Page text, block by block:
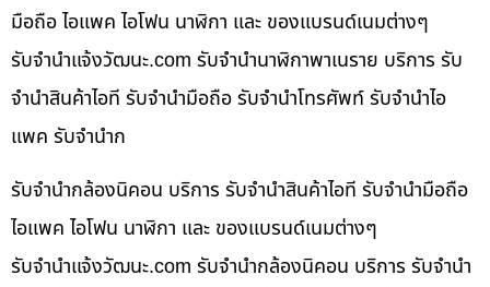
มือถือ ไอแพค ไอโฟน นาฬิกา และ ของแบรนด์เนมต่างๆ
รับจํานําแจ้งวัฒนะ.com รับจำนำนาฬิกาพาเนราย บริการ รับ
จำนำสินค้าไอที รับจำนำมือถือ รับจำนำโทรศัพท์ รับจำนำไอ
แพค รับจำนำก
รับจำนำกล้องนิคอน บริการ รับจำนำสินค้าไอที รับจำนำมือถือ
ไอแพค ไอโฟน นาฬิกา และ ของแบรนด์เนมต่างๆ
รับจํานําแจ้งวัฒนะ.com รับจำนำกล้องนิคอน บริการ รับจำนำ